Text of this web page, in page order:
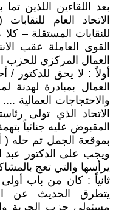
بعد اللقاءين اللذين
الاتحاد العام
للنقابات المستقلة –
القوى العاملة عقب
العمال المركزي
أولاً : لا يحق للدكتور
العمال بمبادرة لهدنة
والاحتجاجات العمالية
الاتحاد الذي تولى
المقبوض عليه جنائياً
بموقعة الجمل تم حله (
ويجب على الدكتور عبد
يرأسها والتي تعج
ثانياً : كان من باب
يتطرق الحديث عن
مسئولي حزب الحرية